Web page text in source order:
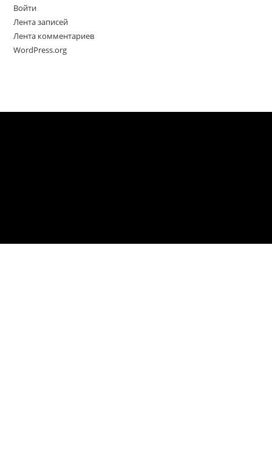
Войти
Лента записей
Лента комментариев
WordPress.org